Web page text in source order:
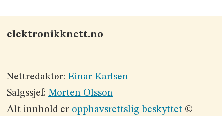
elektronikknett.no
Nettredaktør: Einar Karlsen
Salgssjef: Morten Olsson
Alt innhold er opphavsrettslig beskyttet©